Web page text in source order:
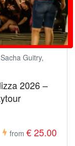
Guitry,
2026 –
from € 25.00